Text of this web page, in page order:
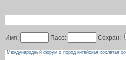
Имя: Пасс: Сохран:
Международный форум о пород китайская хохлатая